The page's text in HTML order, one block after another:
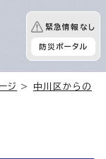
緊急情報なし
防災ポータル
ジ > 中川区からの